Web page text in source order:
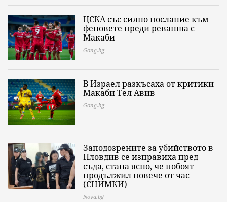
ЦСКА със силно послание към
феновете преди реванша с
Макаби
Gong.bg
В Израел разкъсаха от критики
Макаби Тел Авив
Gong.bg
Заподозрените за убийството в
Пловдив се изправиха пред
съда, стана ясно, че побоят
продължил повече от час
(СНИМКИ)
Nova.bg